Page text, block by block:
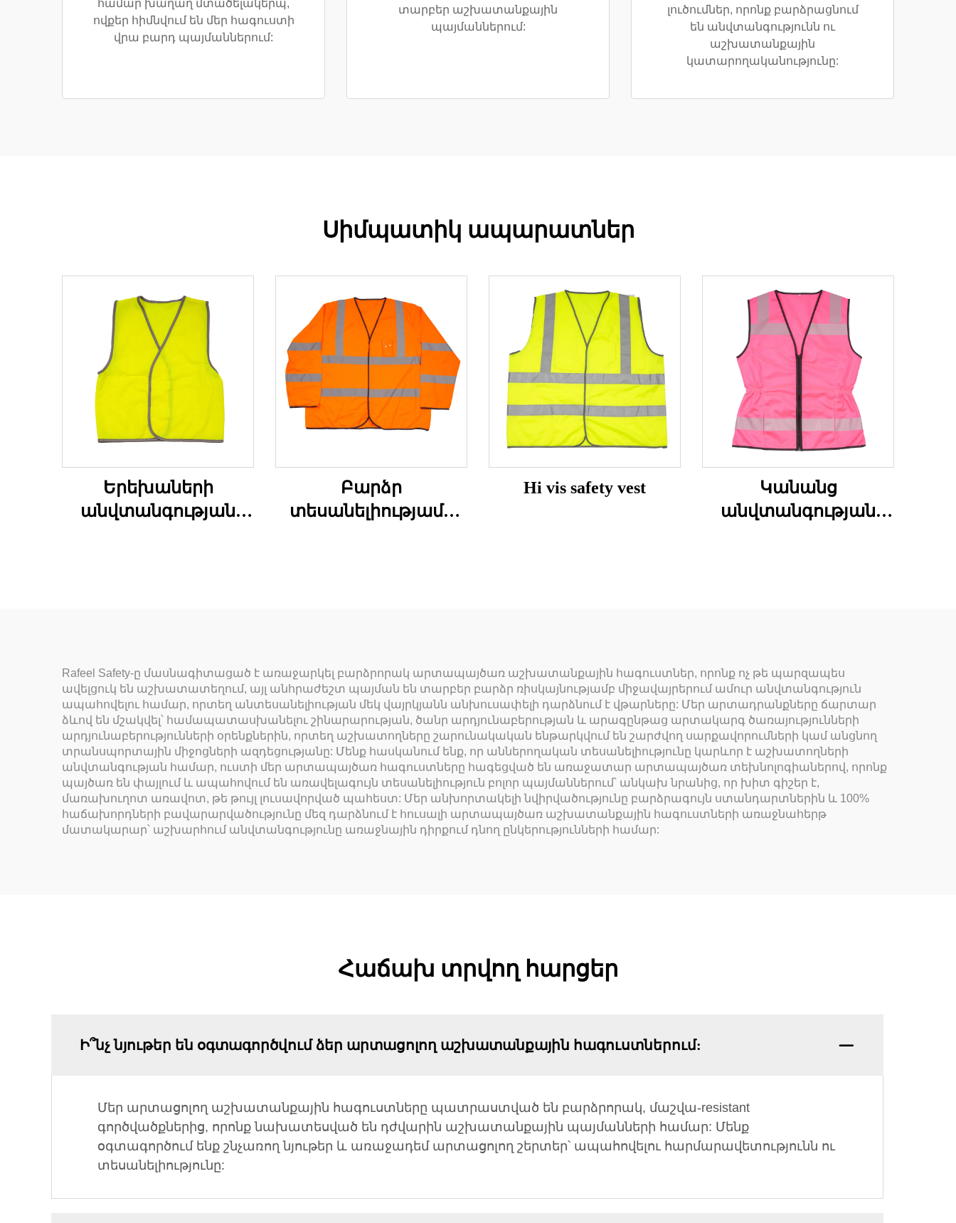
համար խաղաղ մտածելակերպ,
ովքեր հիմնվում են մեր հագուստի
վրա բարդ պայմաններում:
տարբեր աշխատանքային
պայմաններում:
լուծումներ, որոնք բարձրացնում
են անվտանգությունն ու
աշխատանքային
կատարողականությունը:
Սիմպատիկ ապարատներ
Երեխաների
անվտանգության
Բարձր
տեսանելիությամբ
Hi vis safety vest
Կանանց
անվտանգության
Rafeel Safety-ը մասնագիտացած է առաջարկել բարձրորակ արտապայծառ աշխատանքային հագուստներ, որոնք ոչ թե պարզապես
ավելցուկ են աշխատատեղում, այլ անհրաժեշտ պայման են տարբեր բարձր ռիսկայնությամբ միջավայրերում ամուր անվտանգություն
ապահովելու համար, որտեղ անտեսանելիության մեկ վայրկյանն անխուսափելի դարձնում է վթարները: Մեր արտադրանքները ճարտար
ձևով են մշակվել՝ համապատասխանելու շինարարության, ծանր արդյունաբերության և արագընթաց արտակարգ ծառայությունների
արդյունաբերությունների օրենքներին, որտեղ աշխատողները շարունակական ենթարկվում են շարժվող սարքավորումների կամ անցնող
տրանսպորտային միջոցների ազդեցությանը: Մենք հասկանում ենք, որ աններողական տեսանելիությունը կարևոր է աշխատողների
անվտանգության համար, ուստի մեր արտապայծառ հագուստները հագեցված են առաջատար արտապայծառ տեխնոլոգիաներով, որոնք
պայծառ են փայլում և ապահովում են առավելագույն տեսանելիություն բոլոր պայմաններում՝ անկախ նրանից, որ խիտ գիշեր է,
մառախուղոտ առավոտ, թե թույլ լուսավորված պահեստ: Մեր անխորտակելի նվիրվածությունը բարձրագույն ստանդարտներին և 100%
հաճախորդների բավարարվածությունը մեզ դարձնում է հուսալի արտապայծառ աշխատանքային հագուստների առաջնահերթ
մատակարար՝ աշխարհում անվտանգությունը առաջնային դիրքում դնող ընկերությունների համար:
Հաճախ տրվող հարցեր
Ի՞նչ նյութեր են օգտագործվում ձեր արտացոլող աշխատանքային հագուստներում:
Մեր արտացոլող աշխատանքային հագուստները պատրաստված են բարձրորակ, մաշվա-resistant
գործվածքներից, որոնք նախատեսված են դժվարին աշխատանքային պայմանների համար: Մենք
օգտագործում ենք շնչառող նյութեր և առաջադեմ արտացոլող շերտեր՝ ապահովելու հարմարավետությունն ու
տեսանելիությունը: